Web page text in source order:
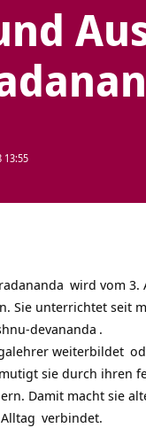
13:55
wird vom 3.
Sie unterrichtet seit
devananda .
weiterbildet
sie durch ihren
Damit macht sie
Alltag verbindet.